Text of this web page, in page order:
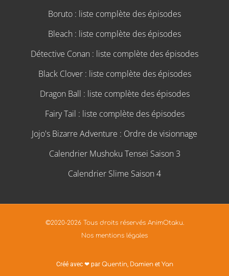
Boruto : liste complète des épisodes
Bleach : liste complète des épisodes
Détective Conan : liste complète des épisodes
Black Clover : liste complète des épisodes
Dragon Ball : liste complète des épisodes
Fairy Tail : liste complète des épisodes
Jojo's Bizarre Adventure : Ordre de visionnage
Calendrier Mushoku Tensei Saison 3
Calendrier Slime Saison 4
©2020-2026 Tous droits réservés AnimOtaku.
Nos mentions légales
Créé avec ❤ par Quentin, Damienet Yan